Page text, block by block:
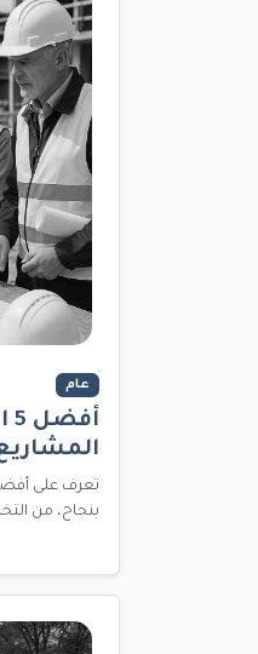
عام
بنجاح، من